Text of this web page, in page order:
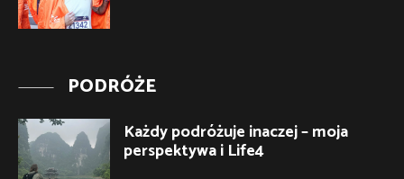
PODRÓŻE
Każdy podróżuje inaczej – moja
perspektywa i Life4